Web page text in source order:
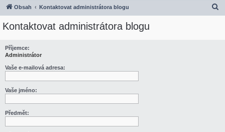
Obsah Kontaktovat administrátora blogu
Kontaktovat administrátora blogu
Příjemce:
Administrátor
Vaše e-mailová adresa:
Vaše jméno:
Předmět: